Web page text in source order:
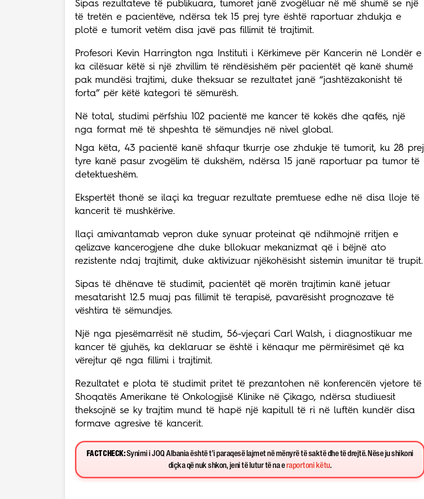
Sipas rezultateve të publikuara, tumoret janë zvogëluar në më shumë se një
të tretën e pacientëve, ndërsa tek 15 prej tyre është raportuar zhdukja e
plotë e tumorit vetëm disa javë pas fillimit të trajtimit.
Profesori Kevin Harrington nga Instituti i Kërkimeve për Kancerin në Londër e
ka cilësuar këtë si një zhvillim të rëndësishëm për pacientët që kanë shumë
pak mundësi trajtimi, duke theksuar se rezultatet janë “jashtëzakonisht të
forta” për këtë kategori të sëmurësh.
Në total, studimi përfshiu 102 pacientë me kancer të kokës dhe qafës, një
nga format më të shpeshta të sëmundjes në nivel global.
Nga këta, 43 pacientë kanë shfaqur tkurrje ose zhdukje të tumorit, ku 28 prej
tyre kanë pasur zvogëlim të dukshëm, ndërsa 15 janë raportuar pa tumor të
detektueshëm.
Ekspertët thonë se ilaçi ka treguar rezultate premtuese edhe në disa lloje të
kancerit të mushkërive.
Ilaçi amivantamab vepron duke synuar proteinat që ndihmojnë rritjen e
qelizave kancerogjene dhe duke bllokuar mekanizmat që i bëjnë ato
rezistente ndaj trajtimit, duke aktivizuar njëkohësisht sistemin imunitar të trupit.
Sipas të dhënave të studimit, pacientët që morën trajtimin kanë jetuar
mesatarisht 12.5 muaj pas fillimit të terapisë, pavarësisht prognozave të
vështira të sëmundjes.
Një nga pjesëmarrësit në studim, 56-vjeçari Carl Walsh, i diagnostikuar me
kancer të gjuhës, ka deklaruar se është i kënaqur me përmirësimet që ka
vërejtur që nga fillimi i trajtimit.
Rezultatet e plota të studimit pritet të prezantohen në konferencën vjetore të
Shoqatës Amerikane të Onkologjisë Klinike në Çikago, ndërsa studiuesit
theksojnë se ky trajtim mund të hapë një kapitull të ri në luftën kundër disa
formave agresive të kancerit.
FACT CHECK:Synimi i JOQ Albania është t’i paraqesë lajmet në mënyrë të saktë dhe të drejtë. Nëse ju shikoni
diçka që nuk shkon, jeni të lutur të na e raportoni këtu.